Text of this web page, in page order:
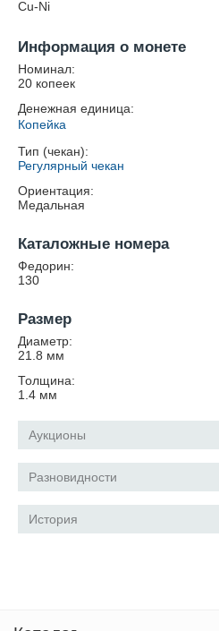
Cu-Ni
Информация о монете
Номинал:
20 копеек
Денежная единица:
Копейка
Тип (чекан):
Регулярный чекан
Ориентация:
Медальная
Каталожные номера
Федорин:
130
Размер
Диаметр:
21.8 мм
Толщина:
1.4 мм
Аукционы
Разновидности
История